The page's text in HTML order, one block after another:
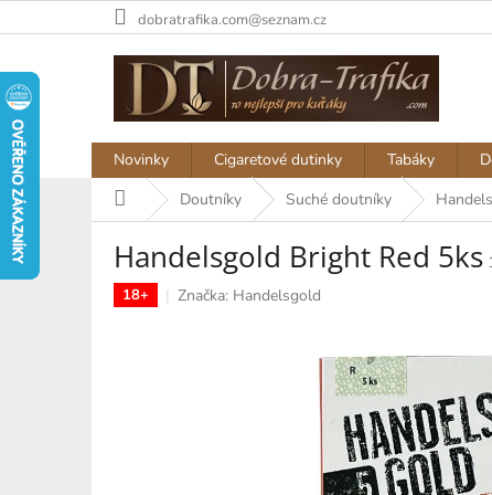
na
dobratrafika.com@seznam.cz
Novinky Cigaretové dutinky Tabáky
Domů Doutníky Suché doutníky
Handelsgold Bright Red 5ks
18+ Značka: Handelsgold